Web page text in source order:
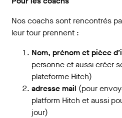
Nos coachs sont rencontrés
leur tour prennent :
Nom, prénom et pièce
personne et aussi créer
plateforme Hitch)
adresse mail (pour
platform Hitch et aussi
jour)